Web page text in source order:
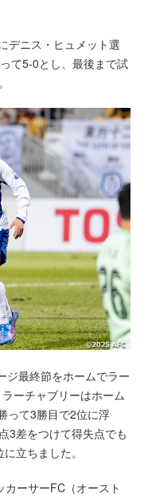
デニス・ヒュメット選
て5-0とし、最後まで試
ジ最終節をホームでラー
ーチャブリーはホーム
って3勝目で2位に浮
3差をつけて得失点でも
立ちました。
ーサーFC（オースト